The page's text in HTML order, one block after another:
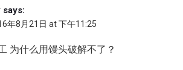
says:
年8月21日 at 下午11:25
为什么用馒头破解不了？